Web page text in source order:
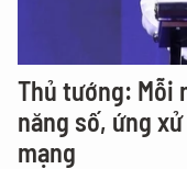
Thủ tướng: Mỗi
năng số, ứng
mạng